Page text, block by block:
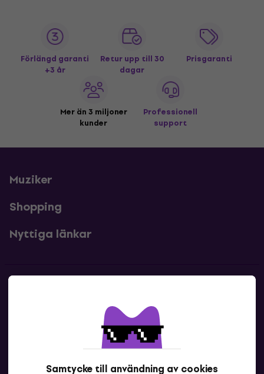
Samtycke till användning av cookies
Förlängd garanti
+3 år
Retur upp till 30
dagar
Prisgaranti
Mer än 3 miljoner
kunder
Professionell
support
Muziker
Shopping
Nyttiga länkar
Kontakta oss